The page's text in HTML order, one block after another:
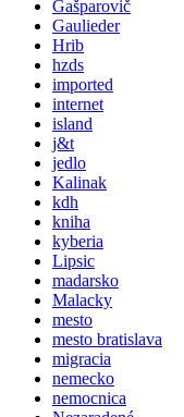
Gašparovič
Gaulieder
Hrib
hzds
imported
internet
island
j&t
jedlo
Kalinak
kdh
kniha
kyberia
Lipsic
madarsko
Malacky
mesto
mesto bratislava
migracia
nemecko
nemocnica